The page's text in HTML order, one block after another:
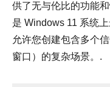
供了无与伦比的功能
是 Windows 11 系统
允许您创建包含多个
窗口）的复杂场景。.